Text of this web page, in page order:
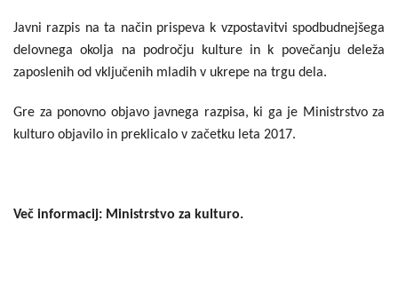
Javni razpis na ta način prispeva k vzpostavitvi spodbudnejšega
delovnega okolja na področju kulture in k povečanju deleža
zaposlenih od vključenih mladih v ukrepe na trgu dela.
Gre za ponovno objavo javnega razpisa, ki ga je Ministrstvo za
kulturo objavilo in preklicalo v začetku leta 2017.
Več informacij: Ministrstvo za kulturo.